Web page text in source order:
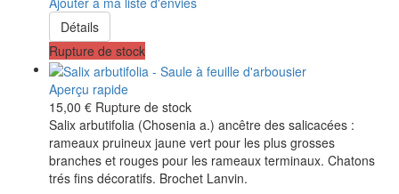
Détails
Rupture de stock
Aperçu rapide
15,00 € Rupture de stock
Salix arbutifolia (Chosenia a.) ancêtre des salicacées :
rameaux pruineux jaune vert pour les plus grosses
branches et rouges pour les rameaux terminaux. Chatons
trés fins décoratifs. Brochet Lanvin.